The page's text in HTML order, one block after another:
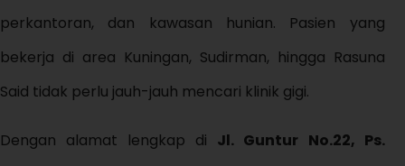
perkantoran, dan kawasan hunian. Pasien yang
bekerja di area Kuningan, Sudirman, hingga Rasuna
Said tidak perlu jauh-jauh mencari klinik gigi.
Dengan alamat lengkap di Jl. Guntur No.22, Ps.